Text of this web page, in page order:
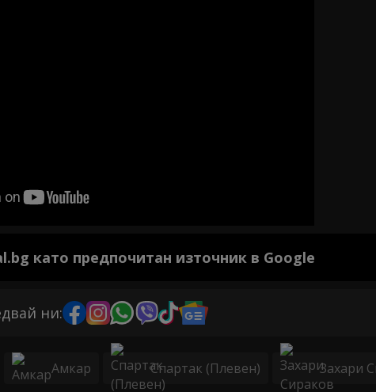
като предпочитан източник в Google
ни:
Амкар Спартак (Плевен) Захари